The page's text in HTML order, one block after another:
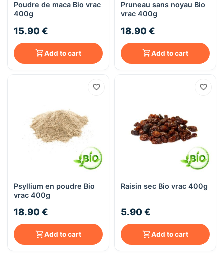
Poudre de maca Bio vrac
400g
15.90 €
Add to cart
Pruneau sans noyau Bio
vrac 400g
18.90 €
Add to cart
Psyllium en poudre Bio
vrac 400g
18.90 €
Add to cart
Raisin sec Bio vrac 400g
5.90 €
Add to cart